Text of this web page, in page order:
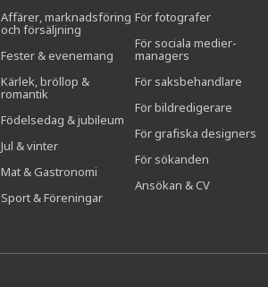
Affärer, marknadsföring
och försäljning
Fester & evenemang
Kärlek, bröllop &
romantik
Födelsedag & jubileum
Jul & vinter
Mat & Gastronomi
Sport & Föreningar
För fotografer
För sociala medier-
managers
För saksbehandlare
För bildredigerare
För grafiska designers
För sökanden
Ansökan & CV